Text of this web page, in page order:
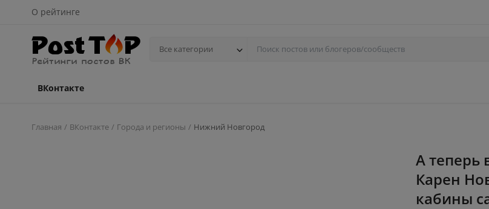
О рейтинге
Все категории
ВКонтакте
Главная ВКонтакте Города и регионы Нижний Новгород
А теперь
Карен
кабины